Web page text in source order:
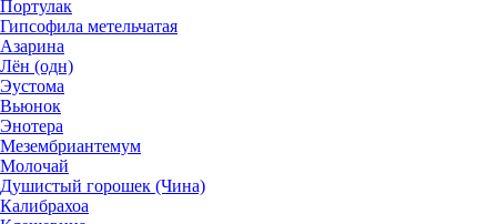
Портулак
Гипсофила метельчатая
Азарина
Лён (одн)
Эустома
Вьюнок
Энотера
Мезембриантемум
Молочай
Душистый горошек (Чина)
Калибрахоа